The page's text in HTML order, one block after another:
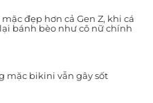
đẹp hơn cả Gen Z, khi cá
bánh bèo như cô nữ chính
mặc bikini vẫn gây sốt